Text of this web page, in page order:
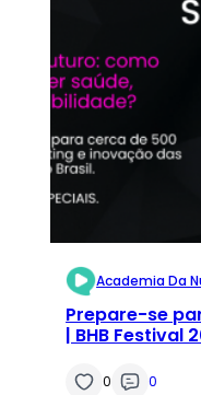
Academia Da
Prepare-se
| BHB Festival
0 0